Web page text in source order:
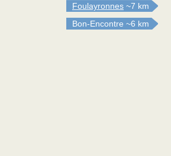
Foulayronnes ~7 km
Bon-Encontre ~6 km